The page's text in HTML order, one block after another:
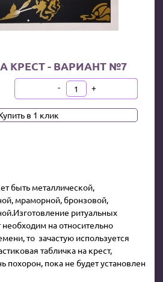
КРЕСТ - ВАРИАНТ №7
В КОРЗИНУ
- +
в 1 клик
быть металлической,
мраморной, бронзовой,
ритуальных
необходим на относительно
то зачастую используется
табличка на крест,
похорон, пока не будет установлен